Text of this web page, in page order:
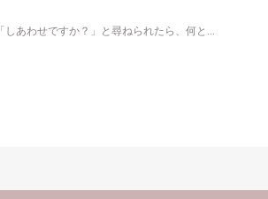
「しあわせですか？」と尋ねられたら、何と...